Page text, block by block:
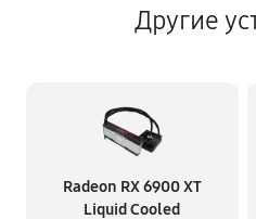
Другие
Radeon RX 6900 XT
Liquid Cooled